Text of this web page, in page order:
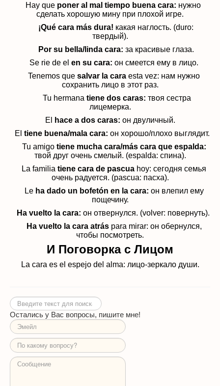
Hay que poner al mal tiempo buena cara: нужно
сделать хорошую мину при плохой игре.
¡Qué cara más dura! какая наглость. (duro:
твердый).
Por su bella/linda cara: за красивые глаза.
Se rie de el en su cara: он смеется ему в лицо.
Tenemos que salvar la cara esta vez: нам нужно
сохранить лицо в этот раз.
Tu hermana tiene dos caras: твоя сестра
лицемерка.
El
hace a dos caras: он двуличный.
El tiene buena/mala cara: он хорошо/плохо выглядит.
Tu amigo tiene mucha cara/más cara que espalda:
твой друг очень смелый. (espalda: спина).
La familia tiene cara de pascua hoy: сегодня семья
очень радуется. (pascua: пасха).
Le ha dado un bofetón en la cara: он влепил ему
пощечину.
Ha vuelto la cara: он отвернулся. (volver: повернуть).
Ha vuelto la cara atrás para mirar: он обернулся,
чтобы посмотреть.
И Поговорка с Лицом
La cara es el espejo del alma: лицо-зеркало души.
Искать...
Остались у Вас вопросы, пишите мне!